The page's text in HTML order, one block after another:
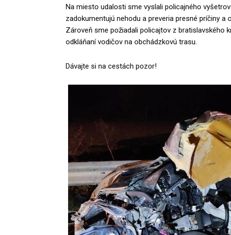
Na miesto udalosti sme vyslali policajného
zadokumentujú nehodu a preveria presné príčiny a
Zároveň sme požiadali policajtov z bratislavského
odkláňaní vodičov na obchádzkovú trasu.
Dávajte si na cestách pozor!